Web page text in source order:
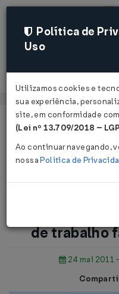
Página Inicial
Notícias
benefício ...
Auxílio-
de trabalho
24 mai 2011
Política de
Uso
Utilizamos cookies e
sua experiência,
site, em conformidade
(Lei nº 13.709/2018 –
Ao continuar navegando,
nossaPolítica de